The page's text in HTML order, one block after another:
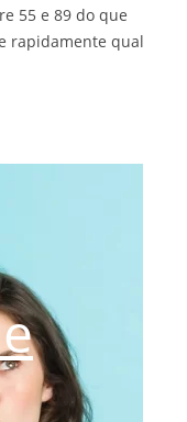
55 e 89 do que
rapidamente qual